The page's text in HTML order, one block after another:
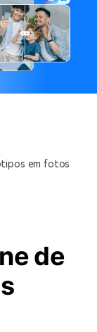
em fotos
de